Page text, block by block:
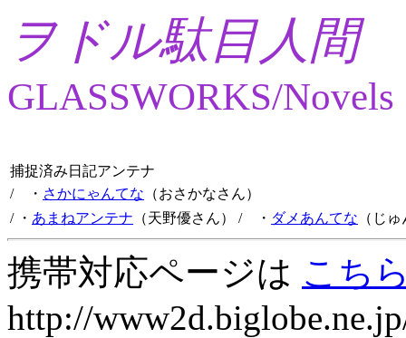
ヲドル駄目人間
GLASSWORKS/Novels
捕捉済み日記アンテナ
/ ・ さかにゃんてな （おさかなさん）
/ ・ あまねアンテナ （天野優さん） / ・ ダメあんてな （じ
携帯対応ページは こち
http://